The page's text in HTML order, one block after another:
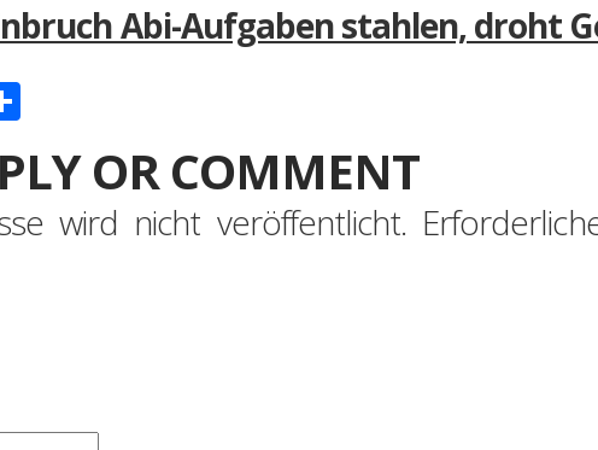
Abi-Aufgaben stahlen, droht
OR COMMENT
wird nicht veröffentlicht.